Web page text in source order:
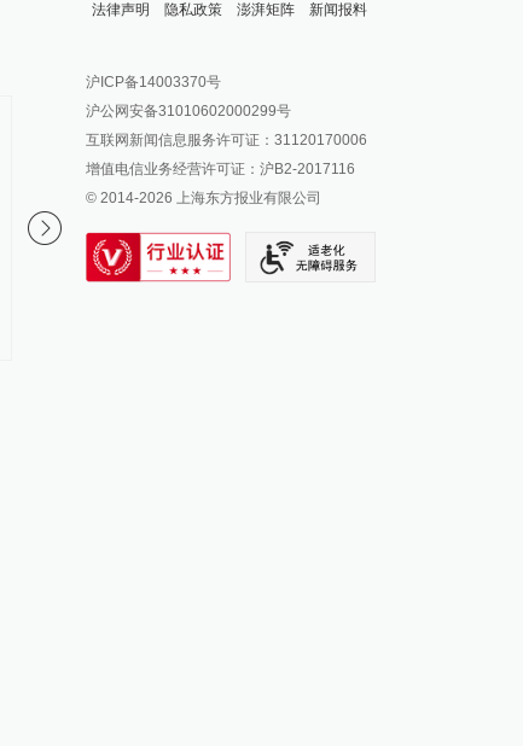
多地停车计费试行取消“向上取
活力中国调研行｜攻坚
法律声明 隐私政策 澎湃矩阵
澎湃新闻公众号
澎湃新闻抖音号
派生万物开放平台
IP SHANGHAI
SIXTH TONE
新闻报料
报料邮箱: news@thepaper.cn
沪ICP备14003370号
沪公网安备31010602000299号
互联网新闻信息服务许可证：31120170006
增值电信业务经营许可证：沪B2-2017116
© 2014-2026 上海东方报业有限公司